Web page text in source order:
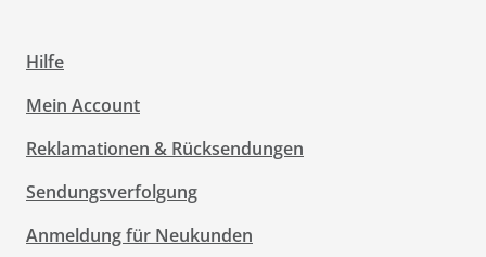
Hilfe
Mein Account
Reklamationen & Rücksendungen
Sendungsverfolgung
Anmeldung für Neukunden